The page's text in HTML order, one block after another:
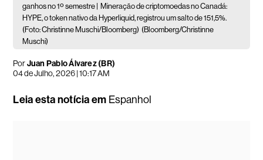
ganhos no 1º semestre |
Mineração de criptomoedas no Canadá:
HYPE, o token nativo da Hyperliquid, registrou um salto de 151,5%.
(Foto: Christinne Muschi/Bloomberg) (Bloomberg/Christinne
Muschi)
PorJuan Pablo Álvarez (BR)
04 de Julho, 2026 | 10:17 AM
Leia esta notícia em Espanhol